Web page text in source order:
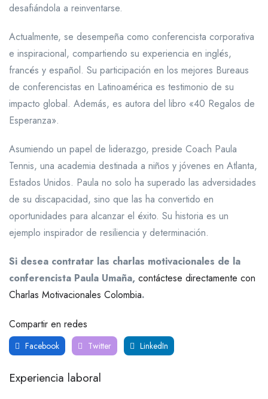
desafiándola a reinventarse.
Actualmente, se desempeña como conferencista corporativa
e inspiracional, compartiendo su experiencia en inglés,
francés y español. Su participación en los mejores Bureaus
de conferencistas en Latinoamérica es testimonio de su
impacto global. Además, es autora del libro «40 Regalos de
Esperanza».
Asumiendo un papel de liderazgo, preside Coach Paula
Tennis, una academia destinada a niños y jóvenes en Atlanta,
Estados Unidos. Paula no solo ha superado las adversidades
de su discapacidad, sino que las ha convertido en
oportunidades para alcanzar el éxito. Su historia es un
ejemplo inspirador de resiliencia y determinación.
Si desea contratar las charlas motivacionales de la
conferencista Paula Umaña, contáctese directamente con
Charlas Motivacionales Colombia.
Compartir en redes
Facebook Twitter LinkedIn
Experiencia laboral